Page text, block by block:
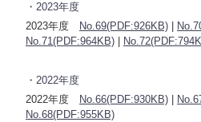
・2023年度
2023年度
No.69(PDF:926KB)
No.71(PDF:964KB)
・2022年度
2022年度
No.66(PDF:930KB)
No.68(PDF:955KB)